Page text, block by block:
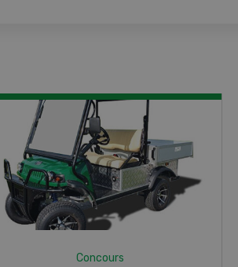
Concours